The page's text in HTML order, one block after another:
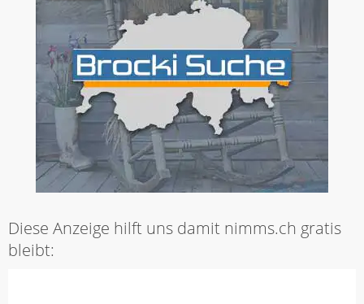
Diese Anzeige hilft uns damit nimms.ch gratis
bleibt: